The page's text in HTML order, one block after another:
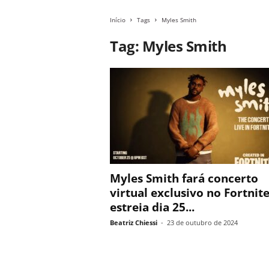
Início Tags Myles Smith
Tag: Myles Smith
Myles Smith fará concerto
virtual exclusivo no
estreia dia 25...
Beatriz Chiessi - 23 de outubro de 2024